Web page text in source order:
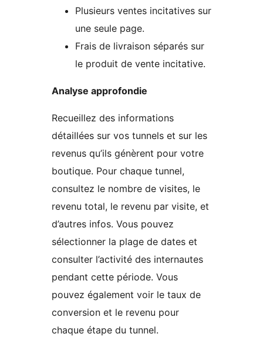
Plusieurs ventes incitatives sur
une seule page.
Frais de livraison séparés sur
le produit de vente incitative.
Analyse approfondie
Recueillez des informations
détaillées sur vos tunnels et sur les
revenus qu’ils génèrent pour votre
boutique. Pour chaque tunnel,
consultez le nombre de visites, le
revenu total, le revenu par visite, et
d’autres infos. Vous pouvez
sélectionner la plage de dates et
consulter l’activité des internautes
pendant cette période. Vous
pouvez également voir le taux de
conversion et le revenu pour
chaque étape du tunnel.